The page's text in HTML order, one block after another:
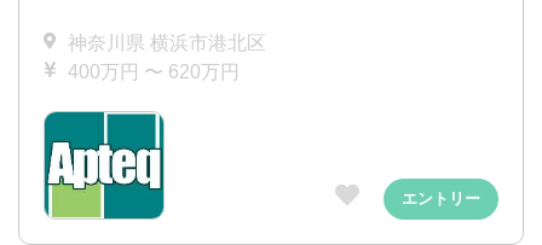
神奈川県 横浜市港北区
400万円 〜 620万円
エントリー